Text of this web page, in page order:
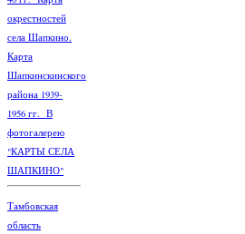
окрестностей
села Шапкино.
Карта
Шапкинскинского
района 1939-
1956 гг. В
фотогалерею
"КАРТЫ СЕЛА
ШАПКИНО"
Тамбовская
область